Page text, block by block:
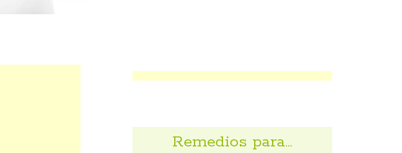
Remedios para…